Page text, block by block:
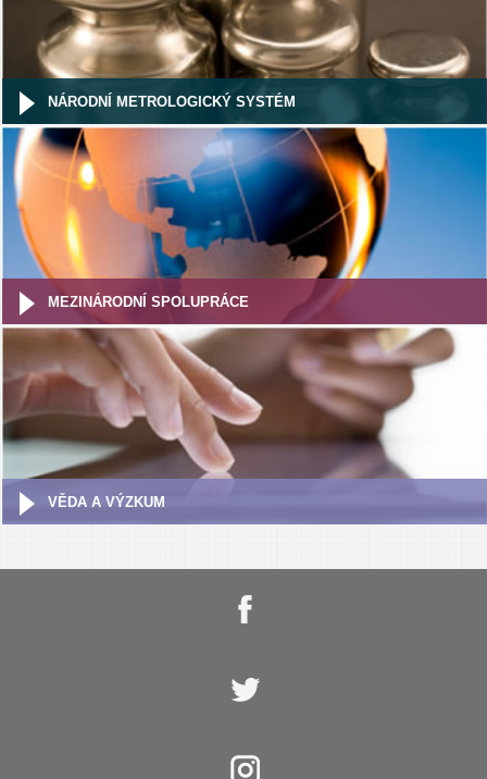
NÁRODNÍ METROLOGICKÝ SYSTÉM
MEZINÁRODNÍ SPOLUPRÁCE
VĚDA A VÝZKUM